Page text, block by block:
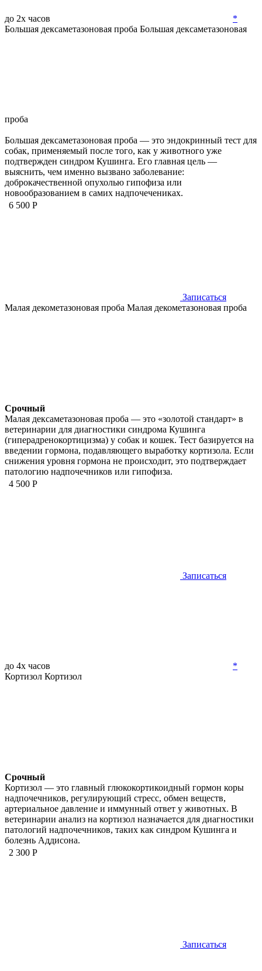
до 2х часов
*
Большая дексаметазоновая проба Большая дексаметазоновая
проба
Большая дексаметазоновая проба — это эндокринный тест для
собак, применяемый после того, как у животного уже
подтвержден синдром Кушинга. Его главная цель —
выяснить, чем именно вызвано заболевание:
доброкачественной опухолью гипофиза или
новообразованием в самих надпочечениках.
6 500 Р
Записаться
Малая декометазоновая проба Малая декометазоновая проба
Срочный
Малая дексаметазоновая проба — это «золотой стандарт» в
ветеринарии для диагностики синдрома Кушинга
(гиперадренокортицизма) у собак и кошек. Тест базируется на
введении гормона, подавляющего выработку кортизола. Если
снижения уровня гормона не происходит, это подтверждает
патологию надпочечников или гипофиза.
4 500 Р
Записаться
до 4х часов
*
Кортизол Кортизол
Срочный
Кортизол — это главный глюкокортикоидный гормон коры
надпочечников, регулирующий стресс, обмен веществ,
артериальное давление и иммунный ответ у животных. В
ветеринарии анализ на кортизол назначается для диагностики
патологий надпочечников, таких как синдром Кушинга и
болезнь Аддисона.
2 300 Р
Записаться